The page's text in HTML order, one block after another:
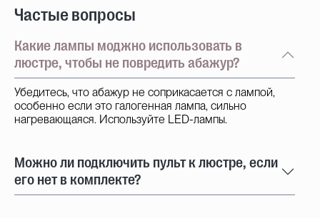
Частые вопросы
Какие лампы моджно использовать в
люстре, чтобы не повредить абажур?
Убедитесь, что абажур не соприкасается с лампой,
особенно если это галогенная лампа, сильно
нагревающаяся. Используйте LED-лампы.
Можно ли подключить пульт к люстре, если
его нет в комплекте?